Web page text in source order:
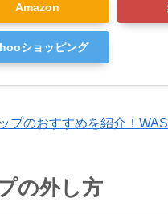
Amazon
ショッピング
プのおすすめを紹介！
の外し方